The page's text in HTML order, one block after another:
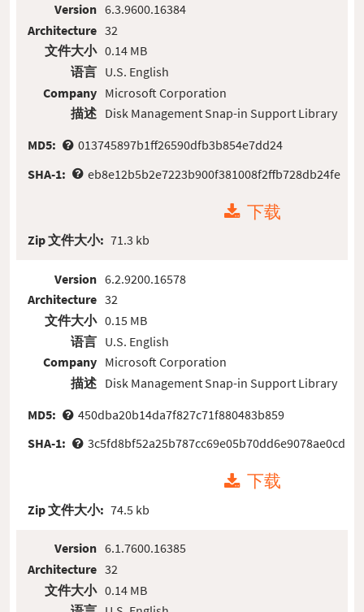
Version
Architecture
文件大小
语言
Company
描述
6.3.9600.16384
32
0.14 MB
U.S. English
Microsoft Corporation
Disk Management Snap-in Support Library
MD5:
013745897b1ff26590dfb3b854e7dd24
SHA-1:
eb8e12b5b2e7223b900f381008f2ffb728db24fe
下载
Zip 文件大小: 71.3 kb
Version
Architecture
文件大小
语言
Company
描述
6.2.9200.16578
32
0.15 MB
U.S. English
Microsoft Corporation
Disk Management Snap-in Support Library
MD5:
450dba20b14da7f827c71f880483b859
SHA-1:
3c5fd8bf52a25b787cc69e05b70dd6e9078ae0cd
下载
Zip 文件大小: 74.5 kb
Version
Architecture
文件大小
6.1.7600.16385
32
0.14 MB